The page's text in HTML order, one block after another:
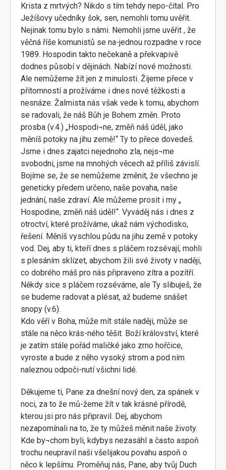
Krista z mrtvých? Nikdo s tím tehdy nepo-čítal. Pro
Ježíšovy učedníky šok, sen, nemohli tomu uvěřit.
Nejinak tomu bylo s námi. Nemohli jsme uvěřit , že
věčná říše komunistů se na-jednou rozpadne v roce
1989. Hospodin takto nečekaně a překvapivě
dodnes působí v dějinách. Nabízí nové možnosti.
Ale nemůžeme žít jen z minulosti. Žijeme přece v
přítomností a prožíváme i dnes nové těžkosti a
nesnáze. Žalmista nás však vede k tomu, abychom
se radovali, že náš Bůh je Bohem změn. Proto
prosba (v.4.) „Hospodi¬ne, změň náš úděl, jako
měníš potoky na jihu země!“ Ty to přece dovedeš.
Jsme i dnes zajatci nejednoho zla, nejs¬me
svobodni, jsme na mnohých věcech až příliš závislí.
Bojíme se, že se nemůžeme změnit, že všechno je
geneticky předem určeno, naše povaha, naše
jednání, naše zdraví. Ale můžeme prosit i my „
Hospodine, změň náš úděl!“. Vyváděj nás i dnes z
otroctví, které prožíváme, ukaž nám východisko,
řešení. Měníš vyschlou půdu na jihu země v potoky
vod. Dej, aby ti, kteří dnes s pláčem rozsévají, mohli
s plesáním sklízet, abychom žili své životy v naději,
co dobrého máš pro nás připraveno zítra a pozítří.
Někdy sice s pláčem rozséváme, ale Ty slibuješ, že
se budeme radovat a plésat, až budeme snášet
snopy (v.6).
Kdo věří v Boha, může mít stále naději, může se
stále na něco krás-ného těšit. Boží království, které
je zatím stále pořád maličké jako zrno hořčice,
vyroste a bude z něho vysoký strom a pod ním
naleznou odpoči-nutí všichni lidé.
Děkujeme ti, Pane za dnešní nový den, za spánek v
noci, za to že mů-žeme žít v tak krásné přírodě,
kterou jsi pro nás připravil. Dej, abychom
nezapomínali na to, že ty můžeš měnit naše životy.
Kde by¬chom byli, kdybys nezasáhl a často aspoň
trochu neupravil naši všelijakou povahu aspoň o
něco k lepšímu. Proměňuj nás, Pane, aby tvůj Duch